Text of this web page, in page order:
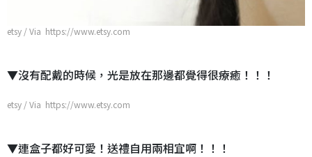
etsy / Via https://www.etsy.com
▼沒有配戴的時候，光是放在那邊都覺得很療癒！！！
etsy / Via https://www.etsy.com
▼連盒子都好可愛！送禮自用兩相宜啊！！！